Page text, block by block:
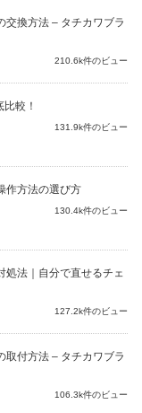
交換方法 – タチカワブラ
210.6k件のビュー
較！
131.9k件のビュー
作方法の選び方
130.4k件のビュー
処法｜自分で直せるチェ
127.2k件のビュー
取付方法 – タチカワブラ
106.3k件のビュー